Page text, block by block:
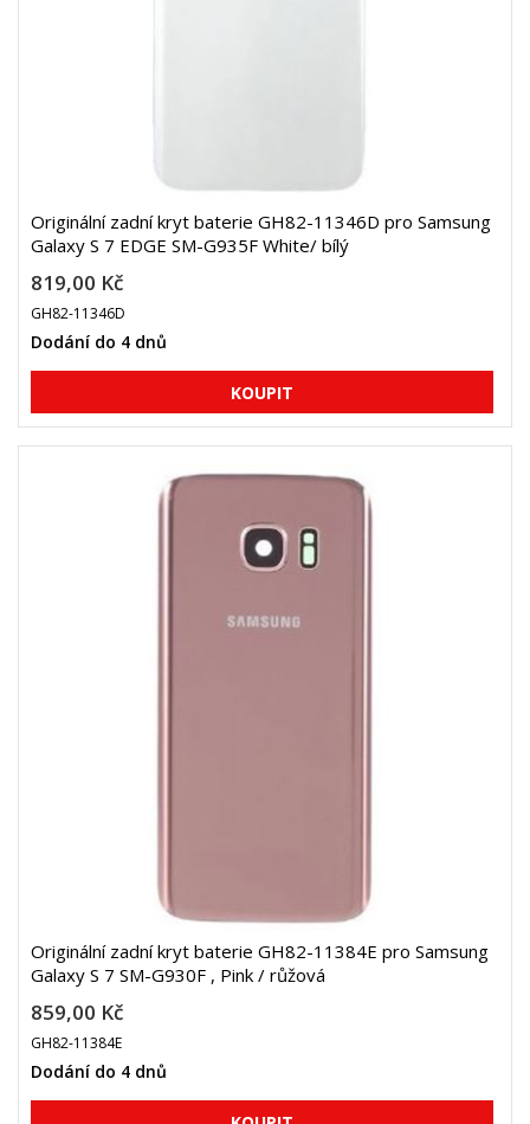
Originální zadní kryt baterie GH82-11346D pro Samsung
Galaxy S 7 EDGE SM-G935F White/ bílý
819,00 Kč
GH82-11346D
Dodání do 4 dnů
Originální zadní kryt baterie GH82-11384E pro Samsung
Galaxy S 7 SM-G930F , Pink / růžová
859,00 Kč
GH82-11384E
Dodání do 4 dnů